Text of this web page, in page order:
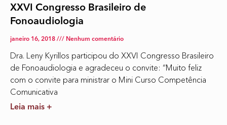
XXVI Congresso Brasileiro de
Fonoaudiologia
janeiro 16, 2018 Nenhum comentário
Dra. Leny Kyrillos participou do XXVI Congresso Brasileiro
de Fonoaudiologia e agradeceu o convite: “Muito feliz
com o convite para ministrar o Mini Curso Competência
Comunicativa
Leia mais +